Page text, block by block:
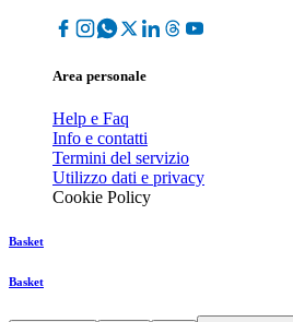
Area personale
Help e Faq
Info e contatti
Termini del servizio
Utilizzo dati e privacy
Cookie Policy
Basket
Basket